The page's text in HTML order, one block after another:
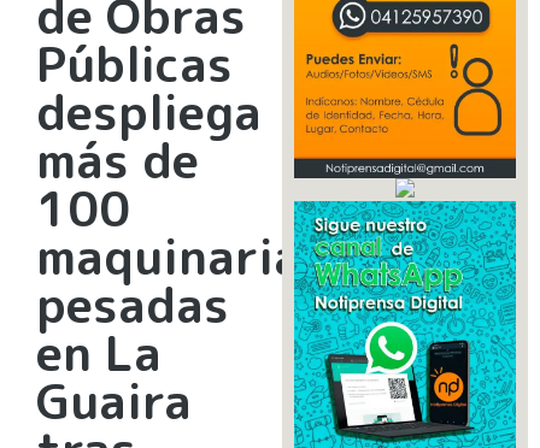
de Obras
Públicas
despliega
más de
100
maquinarias
pesadas
en La
Guaira